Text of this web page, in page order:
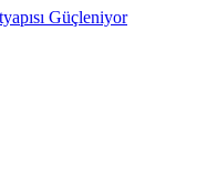
Güçleniyor